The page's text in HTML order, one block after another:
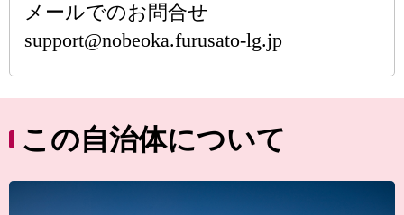
メールでのお問合せ
support@nobeoka.furusato-lg.jp
この自治体について